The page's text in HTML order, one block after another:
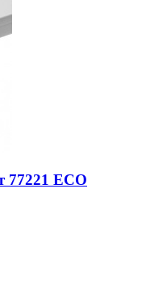
77221 ECO